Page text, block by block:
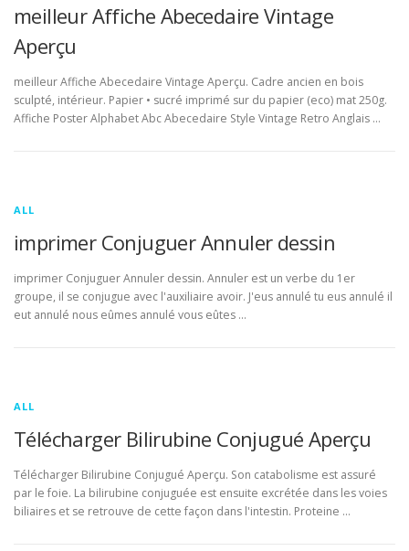
meilleur Affiche Abecedaire Vintage
Aperçu
meilleur Affiche Abecedaire Vintage Aperçu. Cadre ancien en bois
sculpté, intérieur. Papier • sucré imprimé sur du papier (eco) mat 250g.
Affiche Poster Alphabet Abc Abecedaire Style Vintage Retro Anglais …
ALL
imprimer Conjuguer Annuler dessin
imprimer Conjuguer Annuler dessin. Annuler est un verbe du 1er
groupe, il se conjugue avec l'auxiliaire avoir. J'eus annulé tu eus annulé il
eut annulé nous eûmes annulé vous eûtes …
ALL
Télécharger Bilirubine Conjugué Aperçu
Télécharger Bilirubine Conjugué Aperçu. Son catabolisme est assuré
par le foie. La bilirubine conjuguée est ensuite excrétée dans les voies
biliaires et se retrouve de cette façon dans l'intestin. Proteine …